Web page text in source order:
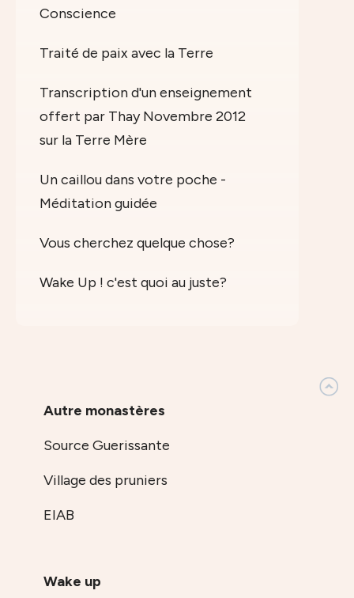
Conscience
Traité de paix avec la Terre
Transcription d'un enseignement
offert par Thay Novembre 2012
sur la Terre Mère
Un caillou dans votre poche -
Méditation guidée
Vous cherchez quelque chose?
Wake Up ! c'est quoi au juste?
Autre monastères
Source Guerissante
Village des pruniers
EIAB
Wake up